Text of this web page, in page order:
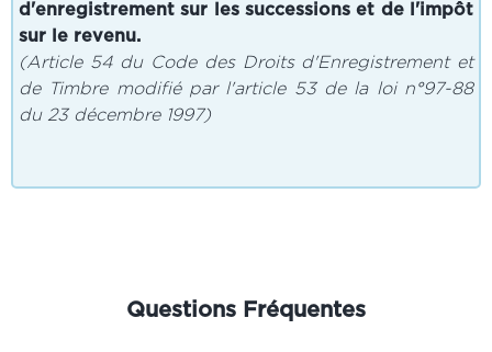
d'enregistrement sur les successions et de l'impôt
sur le revenu.
(Article 54 du Code des Droits d'Enregistrement et
de Timbre modifié par l'article 53 de la loi n°97-88
du 23 décembre 1997)
Questions Fréquentes